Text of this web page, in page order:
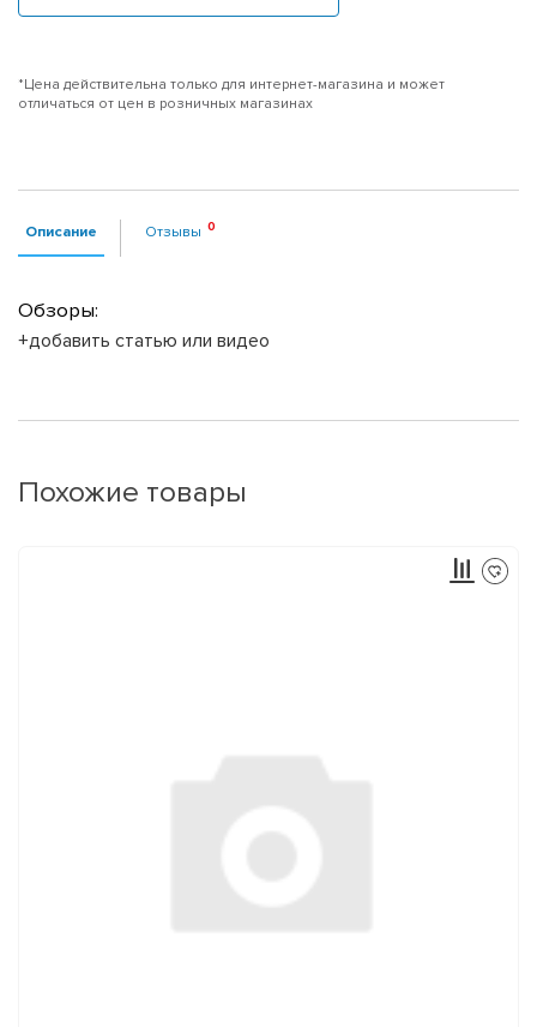
*Цена действительна только для интернет-магазина и может
отличаться от цен в розничных магазинах
Описание Отзывы
Обзоры:
+добавить статью или видео
Похожие товары